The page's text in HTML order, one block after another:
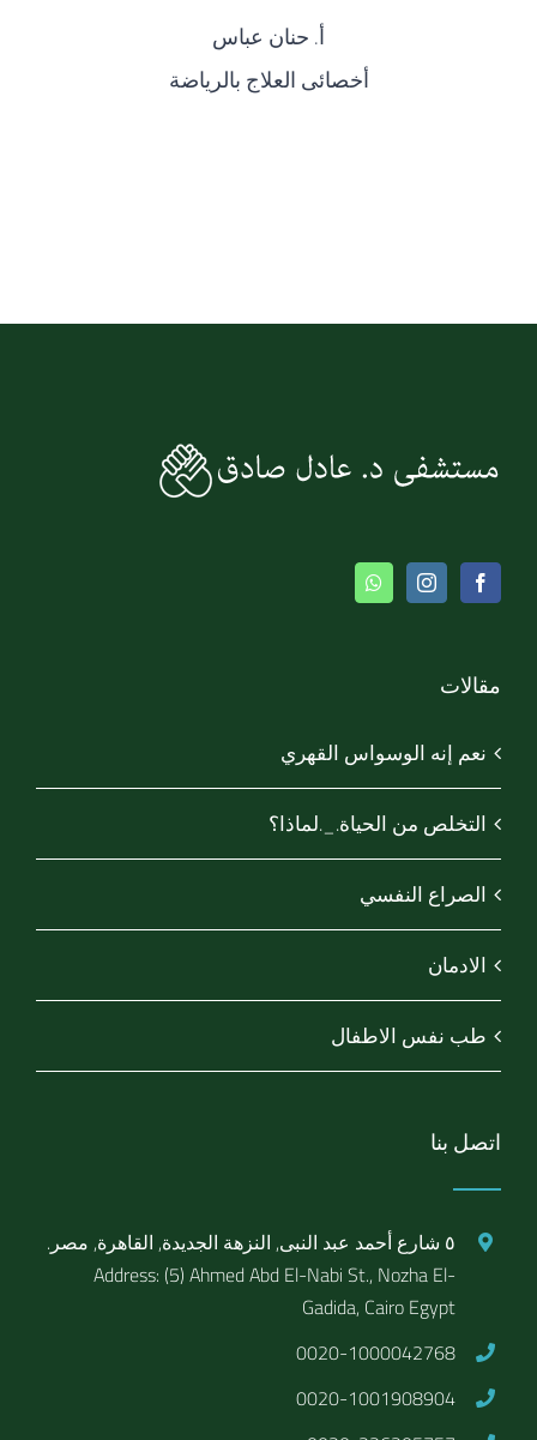
أ‌. حنان عباس
أخصائى العلاج بالرياضة
مقالات
نعم إنه الوسواس القهري
التخلص من الحياة._.لماذا؟
الصراع النفسي
الادمان
طب نفس الاطفال
اتصل بنا
٥ شارع أحمد عبد النبى, النزهة الجديدة, القاهرة, مصر.
Address: (5) Ahmed Abd El-Nabi St., Nozha El-
Gadida, Cairo Egypt
0020-1000042768
0020-1001908904